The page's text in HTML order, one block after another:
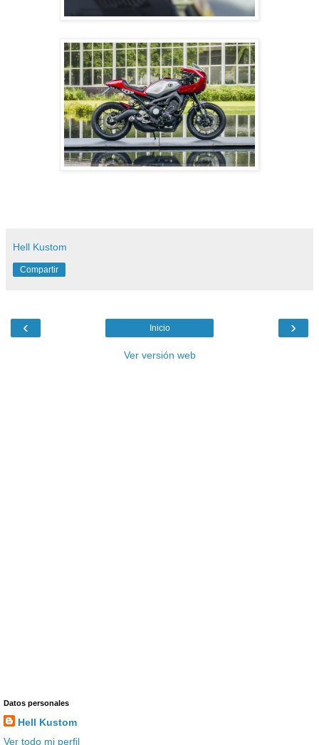
Hell Kustom
Compartir
‹ ›
Inicio
Ver versión web
Datos personales
Hell Kustom
Ver todo mi perfil